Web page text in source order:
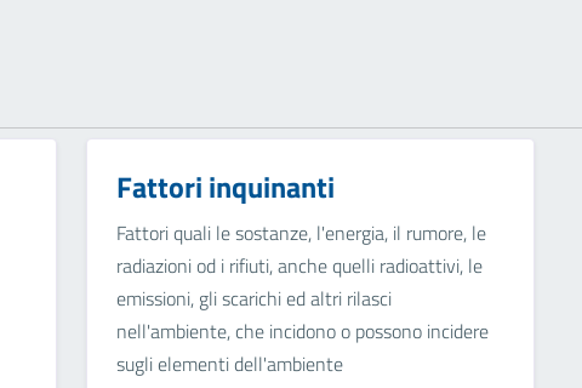
Fattori inquinanti
Fattori quali le sostanze, l'energia, il rumore, le
radiazioni od i rifiuti, anche quelli radioattivi, le
emissioni, gli scarichi ed altri rilasci
nell'ambiente, che incidono o possono incidere
sugli elementi dell'ambiente